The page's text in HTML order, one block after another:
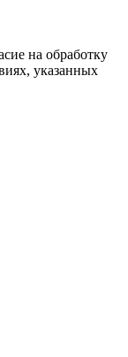
на обработку
указанных